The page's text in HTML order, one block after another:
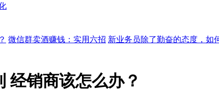
微信群卖酒赚钱：实用六招 新业务员除了勤奋的态度，如
小经销商一定要选择适合自己的品牌
破，形成产品群，形成产品结 窜货来了怎么办？
经销商该怎么办？